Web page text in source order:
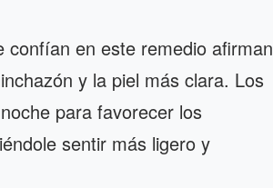
en este remedio afirman
y la piel más clara. Los
para favorecer los
sentir más ligero y